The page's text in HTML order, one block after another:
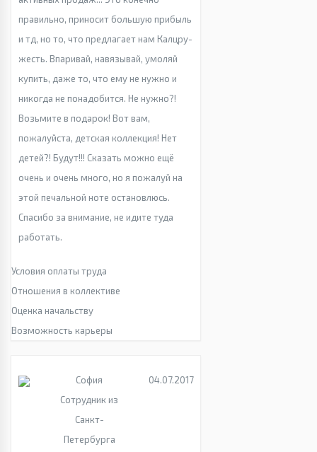
правильно, приносит большую прибыль
и тд, но то, что предлагает нам Калцру-
жесть. Впаривай, навязывай, умоляй
купить, даже то, что ему не нужно и
никогда не понадобится. Не нужно?!
Возьмите в подарок! Вот вам,
пожалуйста, детская коллекция! Нет
детей?! Будут!!! Сказать можно ещё
очень и очень много, но я пожалуй на
этой печальной ноте остановлюсь.
Спасибо за внимание, не идите туда
работать.
Условия оплаты труда
Отношения в коллективе
Оценка начальству
Возможность карьеры
София
Сотрудник из
Санкт-
Петербурга
04.07.2017